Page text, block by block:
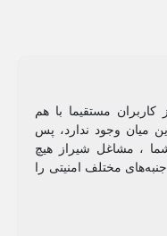
مستقیما با هم
میان وجود ندارد، پس
، مشاغل شیراز هیچ
مختلف امنیتی را